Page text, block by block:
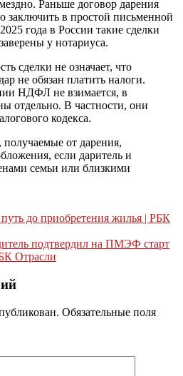
Раньше договор дарения
в простой письменной
года в России такие сделки
у нотариуса.
сделки не означает, что
не обязан платить налоги.
НДФЛ не взимается, в
отдельно. В частности, они
кодекса.
от дарения,
если даритель и
семьи или близкими
до приобретения жилья | РБК
подтвердил на ПМЭФ старт
Отрасли
Обязательные поля